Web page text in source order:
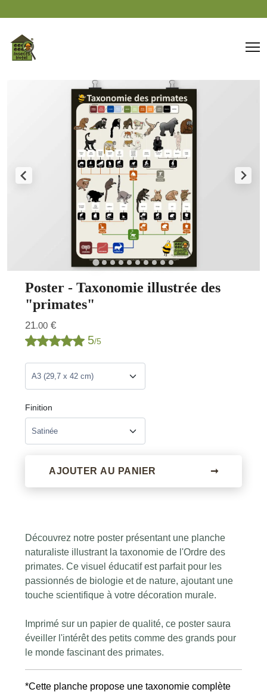
Poster - Taxonomie illustrée des
"primates"
21.00 €
5/5
Finition
AJOUTER AU PANIER ➞
Découvrez notre poster présentant une planche
naturaliste illustrant la taxonomie de l'Ordre des
primates. Ce visuel éducatif est parfait pour les
passionnés de biologie et de nature, ajoutant une
touche scientifique à votre décoration murale.
Imprimé sur un papier de qualité, ce poster saura
éveiller l'intérêt des petits comme des grands pour
le monde fascinant des primates.
*Cette planche propose une taxonomie complète